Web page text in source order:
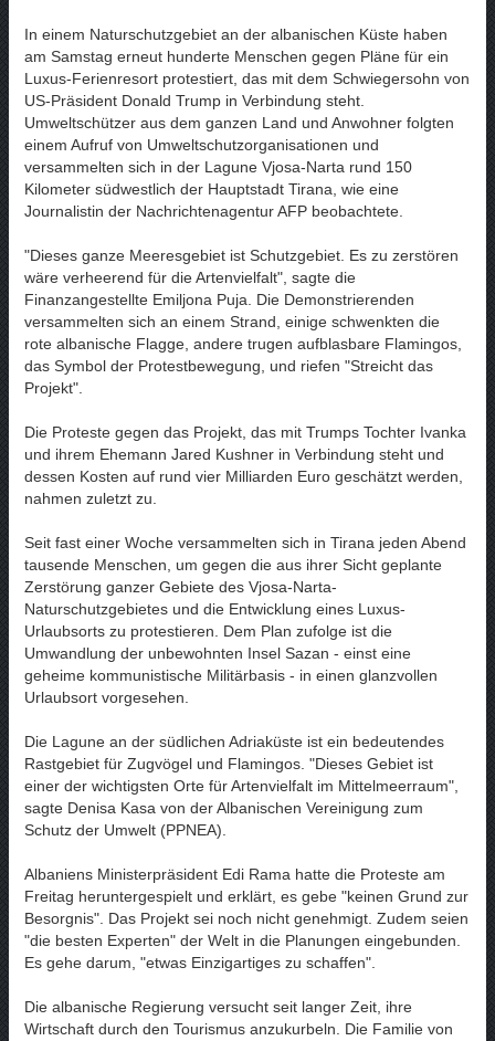
In einem Naturschutzgebiet an der albanischen Küste haben
am Samstag erneut hunderte Menschen gegen Pläne für ein
Luxus-Ferienresort protestiert, das mit dem Schwiegersohn von
US-Präsident Donald Trump in Verbindung steht.
Umweltschützer aus dem ganzen Land und Anwohner folgten
einem Aufruf von Umweltschutzorganisationen und
versammelten sich in der Lagune Vjosa-Narta rund 150
Kilometer südwestlich der Hauptstadt Tirana, wie eine
Journalistin der Nachrichtenagentur AFP beobachtete.
"Dieses ganze Meeresgebiet ist Schutzgebiet. Es zu zerstören
wäre verheerend für die Artenvielfalt", sagte die
Finanzangestellte Emiljona Puja. Die Demonstrierenden
versammelten sich an einem Strand, einige schwenkten die
rote albanische Flagge, andere trugen aufblasbare Flamingos,
das Symbol der Protestbewegung, und riefen "Streicht das
Projekt".
Die Proteste gegen das Projekt, das mit Trumps Tochter Ivanka
und ihrem Ehemann Jared Kushner in Verbindung steht und
dessen Kosten auf rund vier Milliarden Euro geschätzt werden,
nahmen zuletzt zu.
Seit fast einer Woche versammelten sich in Tirana jeden Abend
tausende Menschen, um gegen die aus ihrer Sicht geplante
Zerstörung ganzer Gebiete des Vjosa-Narta-
Naturschutzgebietes und die Entwicklung eines Luxus-
Urlaubsorts zu protestieren. Dem Plan zufolge ist die
Umwandlung der unbewohnten Insel Sazan - einst eine
geheime kommunistische Militärbasis - in einen glanzvollen
Urlaubsort vorgesehen.
Die Lagune an der südlichen Adriaküste ist ein bedeutendes
Rastgebiet für Zugvögel und Flamingos. "Dieses Gebiet ist
einer der wichtigsten Orte für Artenvielfalt im Mittelmeerraum",
sagte Denisa Kasa von der Albanischen Vereinigung zum
Schutz der Umwelt (PPNEA).
Albaniens Ministerpräsident Edi Rama hatte die Proteste am
Freitag heruntergespielt und erklärt, es gebe "keinen Grund zur
Besorgnis". Das Projekt sei noch nicht genehmigt. Zudem seien
"die besten Experten" der Welt in die Planungen eingebunden.
Es gehe darum, "etwas Einzigartiges zu schaffen".
Die albanische Regierung versucht seit langer Zeit, ihre
Wirtschaft durch den Tourismus anzukurbeln. Die Familie von